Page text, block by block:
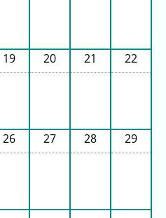
19 20 21 22
26 27 28 29